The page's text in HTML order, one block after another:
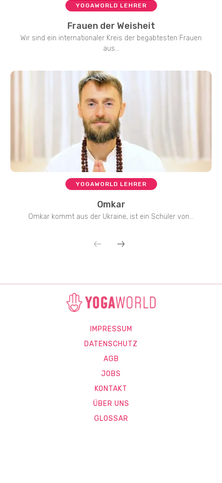
YOGAWORLD LEHRER
Frauen der Weisheit
Wir sind ein internationaler Kreis der begabtesten Frauen
aus...
YOGAWORLD LEHRER
Omkar
Omkar kommt aus der Ukraine, ist ein Schüler von...
IMPRESSUM
DATENSCHUTZ
AGB
JOBS
KONTAKT
ÜBER UNS
GLOSSAR